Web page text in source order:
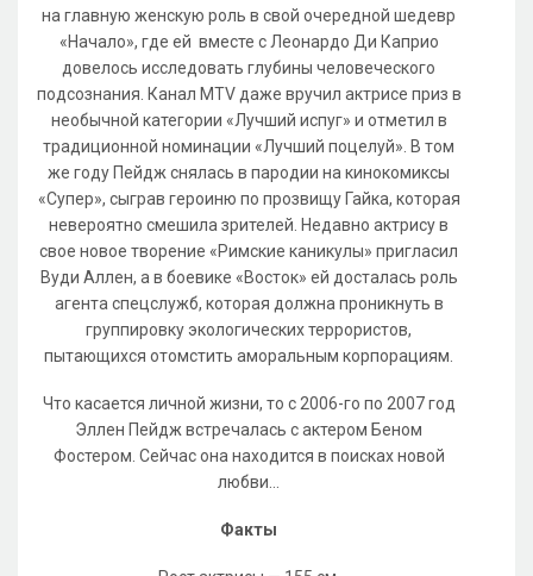
на главную женскую роль в свой очередной шедевр
«Начало», где ей вместе с Леонардо Ди Каприо
довелось исследовать глубины человеческого
подсознания. Канал MTV даже вручил актрисе приз в
необычной категории «Лучший испуг» и отметил в
традиционной номинации «Лучший поцелуй». В том
же году Пейдж снялась в пародии на кинокомиксы
«Супер», сыграв героиню по прозвищу Гайка, которая
невероятно смешила зрителей. Недавно актрису в
свое новое творение «Римские каникулы» пригласил
Вуди Аллен, а в боевике «Восток» ей досталась роль
агента спецслужб, которая должна проникнуть в
группировку экологических террористов,
пытающихся отомстить аморальным корпорациям.
Что касается личной жизни, то с 2006-го по 2007 год
Эллен Пейдж встречалась с актером Беном
Фостером. Сейчас она находится в поисках новой
любви...
Факты